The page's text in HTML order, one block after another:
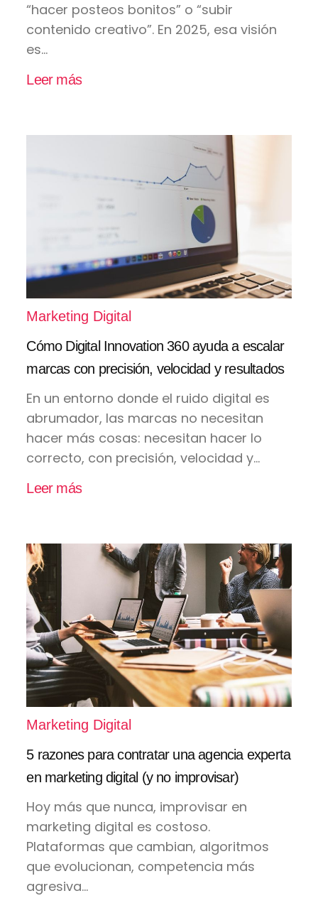
“hacer posteos bonitos” o “subir
contenido creativo”. En 2025, esa visión
es...
Leer más
Marketing Digital
Cómo Digital Innovation 360 ayuda a escalar
marcas con precisión, velocidad y resultados
En un entorno donde el ruido digital es
abrumador, las marcas no necesitan
hacer más cosas: necesitan hacer lo
correcto, con precisión, velocidad y...
Leer más
Marketing Digital
5 razones para contratar una agencia experta
en marketing digital (y no improvisar)
Hoy más que nunca, improvisar en
marketing digital es costoso.
Plataformas que cambian, algoritmos
que evolucionan, competencia más
agresiva...